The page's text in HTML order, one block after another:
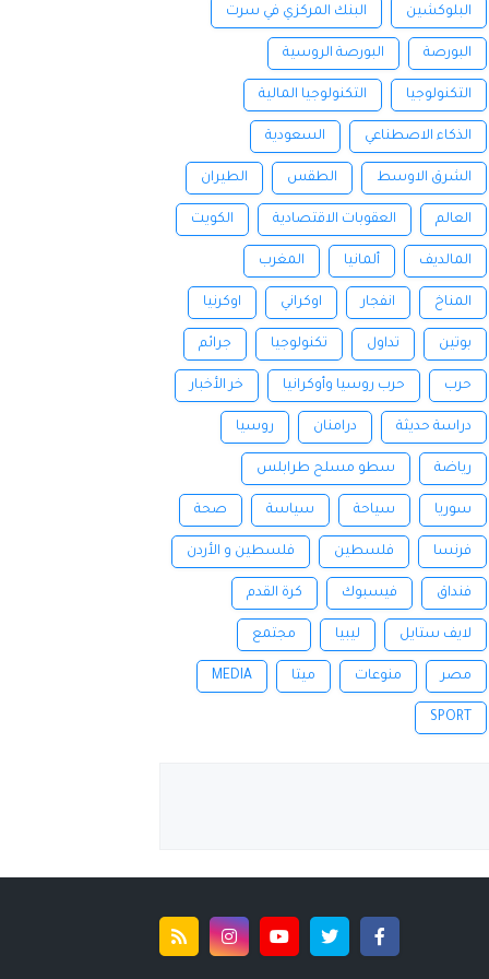
البلوكشين البنك المركزي في سرت
البورصة البورصة الروسية
التكنولوجيا التكنولوجيا المالية
الذكاء الاصطناعي السعودية
الشرق الاوسط الطقس الطيران
العالم العقوبات الاقتصادية الكويت
المالديف ألمانيا المغرب
المناخ انفجار اوكراني اوكرنيا
بوتين تداول تكنولوجيا جرائم
حرب حرب روسيا وأوكرانيا خر الأخبار
دراسة حديثة درامنان روسيا
رياضة سطو مسلح طرابلس
سوريا سياحة سياسة صحة
فرنسا فلسطين فلسطين و الأردن
فنداق فيسبوك كرة القدم
لايف ستايل ليبيا مجتمع
مصر منوعات ميتا MEDIA
SPORT